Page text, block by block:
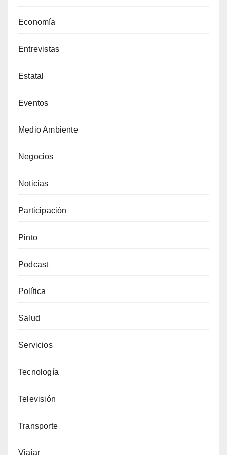
Economía
Entrevistas
Estatal
Eventos
Medio Ambiente
Negocios
Noticias
Participación
Pinto
Podcast
Política
Salud
Servicios
Tecnología
Televisión
Transporte
Viajar